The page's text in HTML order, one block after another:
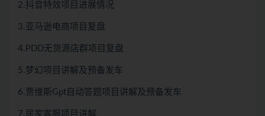
2.抖音特效项目进展情况
3.亚马逊电商项目复盘
4.PDD无货源店群项目复盘
5.梦幻项目讲解及预备发车
6.贾维斯Gpt自动答题项目讲解及预备发车
7.居家客服项目讲解